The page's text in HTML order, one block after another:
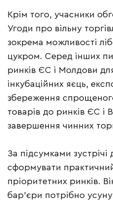
Крім того, учасники
Угоди про вільну
зокрема можливості
цукром. Серед інших
ринків ЄС і Молдови
інкубаційних яєць,
збереження
товарів до ринків ЄС і
завершення чинних
За підсумками
сформувати
пріоритетних ринків.
бар’єри потрібно